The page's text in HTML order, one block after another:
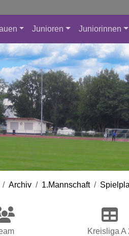
Junioren Juniorinnen
Archiv 1.Mannschaft
Kreisliga A